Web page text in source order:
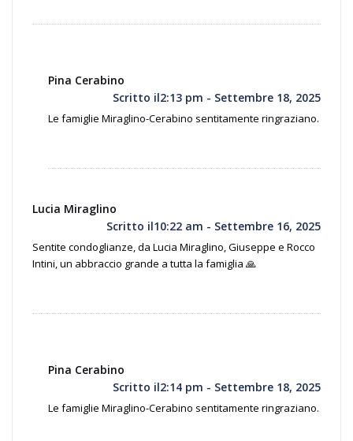
Pina Cerabino
Scritto il2:13 pm - Settembre 18, 2025
Le famiglie Miraglino-Cerabino sentitamente ringraziano.
Lucia Miraglino
Scritto il10:22 am - Settembre 16, 2025
Sentite condoglianze, da Lucia Miraglino, Giuseppe e Rocco
Intini, un abbraccio grande a tutta la famiglia 🙏
Pina Cerabino
Scritto il2:14 pm - Settembre 18, 2025
Le famiglie Miraglino-Cerabino sentitamente ringraziano.